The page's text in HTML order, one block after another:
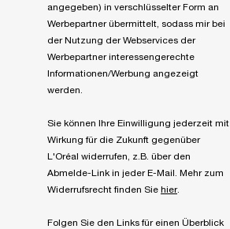
angegeben) in verschlüsselter Form an
Werbepartner übermittelt, sodass mir bei
der Nutzung der Webservices der
Werbepartner interessengerechte
Informationen/Werbung angezeigt
werden.
Sie können Ihre Einwilligung jederzeit mit
Wirkung für die Zukunft gegenüber
L'Oréal widerrufen, z.B. über den
Abmelde-Link in jeder E-Mail. Mehr zum
Widerrufsrecht finden Sie hier.
Folgen Sie den Links für einen Überblick